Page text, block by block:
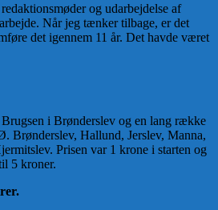
og udarbejdelse af
Når jeg tænker tilbage, er det
det igennem 11 år. Det havde været
i Brønderslev og en lang række
Brønderslev, Hallund, Jerslev, Manna,
Prisen var 1 krone i starten og
5 kroner.